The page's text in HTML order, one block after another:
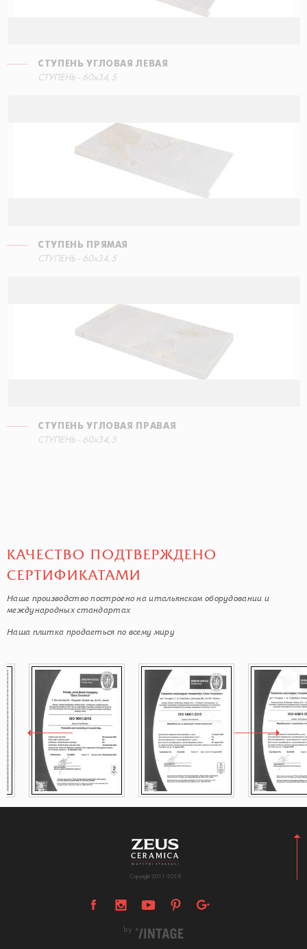
СТУПЕНЬ УГЛОВАЯ ЛЕВАЯ
СТУПЕНЬ - 60x34,5
СТУПЕНЬ ПРЯМАЯ
СТУПЕНЬ - 60x34,5
СТУПЕНЬ УГЛОВАЯ ПРАВАЯ
СТУПЕНЬ - 60x34,5
КАЧЕСТВО ПОДТВЕРЖДЕНО
СЕРТИФИКАТАМИ
Наше производство построено на итальянском оборудовании и
международных стандартах
Наша плитка продаеться по всему миру
Copyright 2011-2018
by